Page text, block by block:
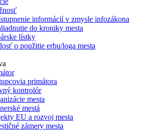
informácií v zmysle infozákona
do kroniky mesta
lístky
o použitie erbu/loga mesta
primátora
kontrolór
mesta
mestá
EU a rozvoj mesta
zámery mesta